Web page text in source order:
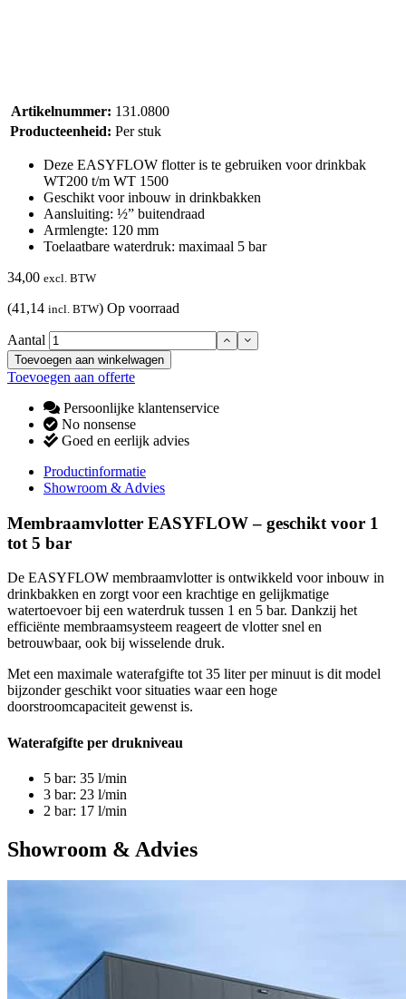
Artikelnummer: 131.0800
Producteenheid: Per stuk
Deze EASYFLOW flotter is te gebruiken voor drinkbak
WT200 t/m WT 1500
Geschikt voor inbouw in drinkbakken
Aansluiting: ½” buitendraad
Armlengte: 120 mm
Toelaatbare waterdruk: maximaal 5 bar
34,00 excl. BTW
(41,14 incl. BTW) Op voorraad
Aantal
Toevoegen aan winkelwagen
Toevoegen aan offerte
Persoonlijke klantenservice
No nonsense
Goed en eerlijk advies
Productinformatie
Showroom & Advies
Membraamvlotter EASYFLOW – geschikt voor 1
tot 5 bar
De EASYFLOW membraamvlotter is ontwikkeld voor inbouw in
drinkbakken en zorgt voor een krachtige en gelijkmatige
watertoevoer bij een waterdruk tussen 1 en 5 bar. Dankzij het
efficiënte membraamsysteem reageert de vlotter snel en
betrouwbaar, ook bij wisselende druk.
Met een maximale waterafgifte tot 35 liter per minuut is dit model
bijzonder geschikt voor situaties waar een hoge
doorstroomcapaciteit gewenst is.
Waterafgifte per drukniveau
5 bar: 35 l/min
3 bar: 23 l/min
2 bar: 17 l/min
Showroom & Advies